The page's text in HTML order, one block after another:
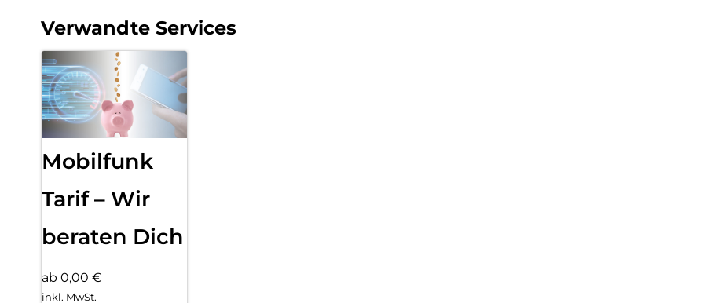
Verwandte Services
Mobilfunk
Tarif – Wir
beraten Dich
ab 0,00 €
inkl. MwSt.